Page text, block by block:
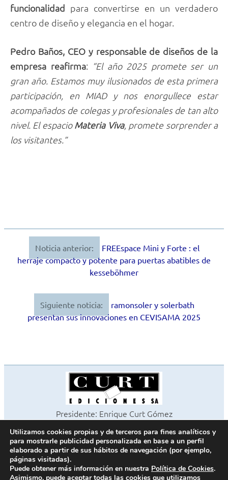
funcionalidad para convertirse en un verdadero
centro de diseño y elegancia en el hogar.
Pedro Baños, CEO y responsable de diseños de la
empresa reafirma: “El año 2025 promete ser un
gran año. Estamos muy ilusionados de esta primera
participación, en MIAD y nos enorgullece estar
acompañados de colegas y profesionales de tan alto
nivel. El espacioMateria Viva, promete sorprender a
los visitantes.”
Navegación
Noticia anterior:
FREEspace Mini y Forte : el
herraje compacto y potente para puertas abatibles de
kesseböhmer
Siguiente noticia:
ramonsoler y solerbath
presentan sus innovaciones en CEVISAMA 2025
Presidente: Enrique Curt Gómez
©2026 Revista Cocinas y Baños
Todos los derechos reservados
Paseo de Gracia, 63. 1º 2ª. 08008 Barcelona -
Fax 933 183 505
Utilizamos cookies propias y de terceros para fines analíticos y
para mostrarle publicidad personalizada en base a un perfil
elaborado a partir de sus hábitos de navegación (por ejemplo,
páginas visitadas).
Puede obtener más información en nuestra Política de Cookies.
Asimismo, puede aceptar todas las cookies que utilizamos